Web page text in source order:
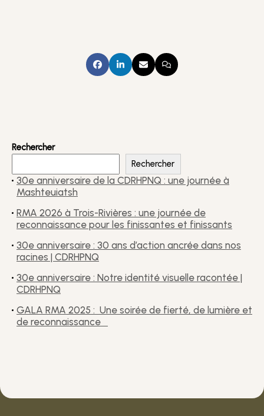
Rechercher
Rechercher
30e anniversaire de la CDRHPNQ : une journée à
Mashteuiatsh
RMA 2026 à Trois-Rivières : une journée de
reconnaissance pour les finissantes et finissants
30e anniversaire : 30 ans d’action ancrée dans nos
racines | CDRHPNQ
30e anniversaire : Notre identité visuelle racontée |
CDRHPNQ
GALA RMA 2025 : Une soirée de fierté, de lumière et
de reconnaissance